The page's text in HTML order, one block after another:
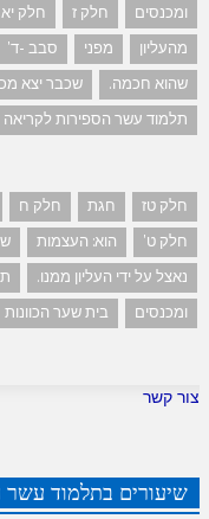
ומכנסים
חלק ז חלק יא
מהעליון
מפני סבב -ד'
שהוא חכמה.
שכבר יצא
תלמוד עשר הספירות לקריאה
חלק טז חגת חלק ח
חלק ט'
הוא: העצמות
נאצל על ידי העליון ממנו.
ומכנסים
בית שער הכוונות
צור קשר
שיעורים בתלמוד עשר